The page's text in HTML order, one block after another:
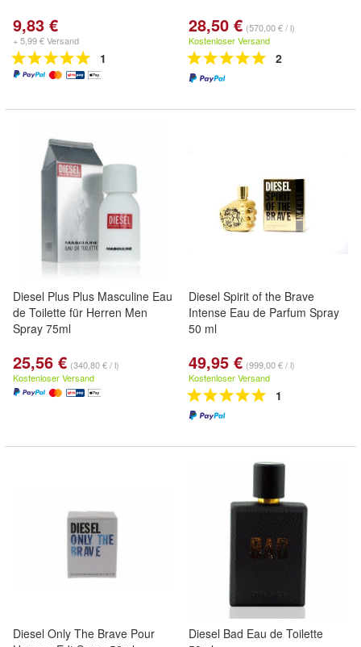
9,83 €
+ 5,99 € Versand
1
28,50 € (570,00 € / l)
Kostenloser Versand
2
Diesel Plus Plus Masculine Eau
de Toilette für Herren Men
Spray 75ml
25,56 € (340,80 € / l)
Kostenloser Versand
Diesel Spirit of the Brave
Intense Eau de Parfum Spray
50 ml
49,95 € (999,00 € / l)
Kostenloser Versand
1
Diesel Only The Brave Pour
Diesel Bad Eau de Toilette